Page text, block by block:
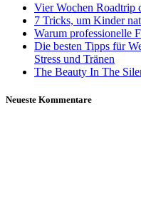
Vier Wochen Roadtrip
7 Tricks, um Kinder
Warum professionelle
Die besten Tipps für
Stress und Tränen
The Beauty In The
Neueste Kommentare